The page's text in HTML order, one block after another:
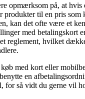
opmærksom på, at hvis
produkter til en pris som
kan det ofte være et
med betalingskort
reglement, hvilket
med kort eller
en
for så vidt du gerne vil